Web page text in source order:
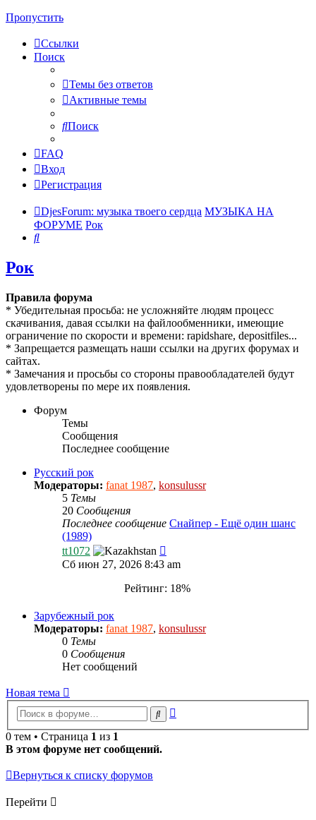
Пропустить
Ссылки
Поиск
Темы без ответов
Активные темы
Поиск
FAQ
Вход
Регистрация
DjesForum: музыка твоего сердца МУЗЫКА НА
ФОРУМЕ Рок
Поиск
Рок
Правила форума
* Убедительная просьба: не усложняйте людям процесс
скачивания, давая ссылки на файлообменники, имеющие
ограничение по скорости и времени: rapidshare, depositfiles...
* Запрещается размещать наши ссылки на других форумах и
сайтах.
* Замечания и просьбы со стороны правообладателей будут
удовлетворены по мере их появления.
Форум
Темы
Сообщения
Последнее сообщение
Русский рок
Модераторы: fanat 1987, konsulussr
5 Темы
20 Сообщения
Последнее сообщение Снайпер - Ещё один шанс
(1989)
tt1072
к
сообщению
Сб июн 27, 2026 8:43 am
Рейтинг: 18%
Зарубежный рок
Модераторы: fanat 1987, konsulussr
0 Темы
0 Сообщения
Нет сообщений
Новая тема
Поиск
0 тем • Страница 1 из 1
В этом форуме нет сообщений.
Вернуться к списку форумов
Перейти